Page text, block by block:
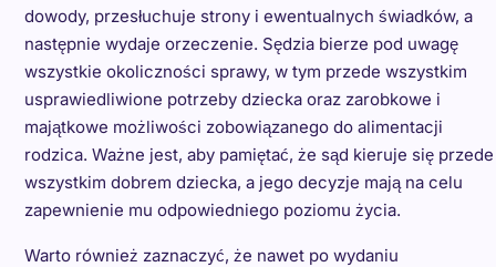
dowody, przesłuchuje strony i ewentualnych świadków, a
następnie wydaje orzeczenie. Sędzia bierze pod uwagę
wszystkie okoliczności sprawy, w tym przede wszystkim
usprawiedliwione potrzeby dziecka oraz zarobkowe i
majątkowe możliwości zobowiązanego do alimentacji
rodzica. Ważne jest, aby pamiętać, że sąd kieruje się przede
wszystkim dobrem dziecka, a jego decyzje mają na celu
zapewnienie mu odpowiedniego poziomu życia.
Warto również zaznaczyć, że nawet po wydaniu